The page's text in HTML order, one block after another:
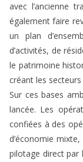
avec l’ancienne
également faire
un plan
d’activités, de
le patrimoine
créant les
Sur ces bases
lancée. Les
confiées à des
d’économie
pilotage direct par